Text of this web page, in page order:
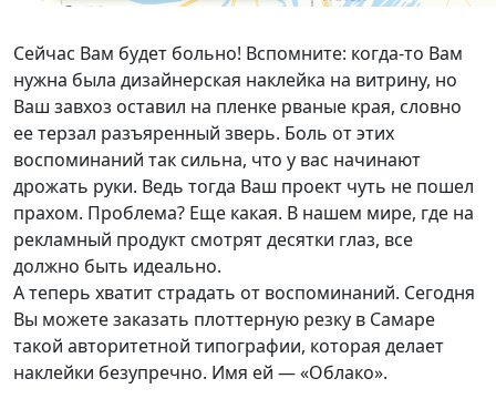
Сейчас Вам будет больно! Вспомните: когда-то Вам
нужна была дизайнерская наклейка на витрину, но
Ваш завхоз оставил на пленке рваные края, словно
ее терзал разъяренный зверь. Боль от этих
воспоминаний так сильна, что у вас начинают
дрожать руки. Ведь тогда Ваш проект чуть не пошел
прахом. Проблема? Еще какая. В нашем мире, где на
рекламный продукт смотрят десятки глаз, все
должно быть идеально.
А теперь хватит страдать от воспоминаний. Сегодня
Вы можете заказать плоттерную резку в Самаре
такой авторитетной типографии, которая делает
наклейки безупречно. Имя ей — «Облако».